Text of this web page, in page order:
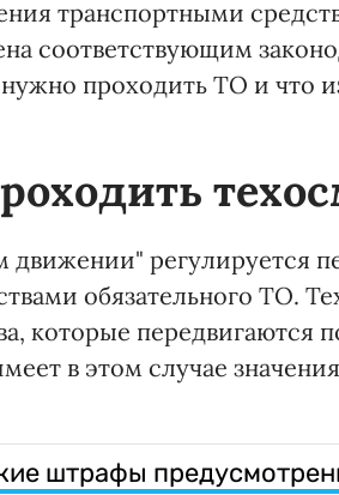
транспортными
соответствующим
проходить ТО и что
регулируется
обязательного ТО.
которые передвигаются
в этом случае
штрафы